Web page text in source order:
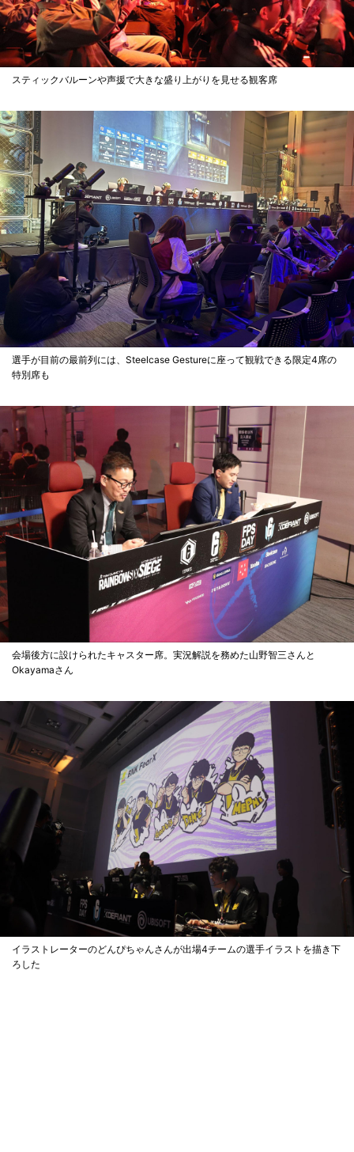
スティックバルーンや声援で大きな盛り上がりを見せる観客席
選手が目前の最前列には、Steelcase Gestureに座って観戦できる限定4席の
特別席も
会場後方に設けられたキャスター席。実況解説を務めた山野智三さんと
Okayamaさん
イラストレーターのどんぴちゃんさんが出場4チームの選手イラストを描き下
ろした